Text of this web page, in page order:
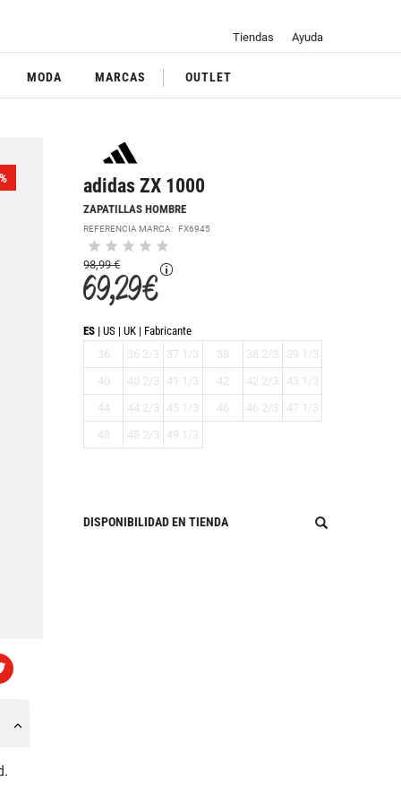
Tiendas Ayuda
MODA MARCAS OUTLET
adidas ZX 1000
ZAPATILLAS HOMBRE
REFERENCIA MARCA:FX6945
98,99 €
69,29 €
ES US UK
Fabricante
36
36 2/3 37 1/3 38 38 2/3
39 1/3
40
40 2/3 41 1/3 42 42 2/3
43 1/3
44
44 2/3 45 1/3 46 46 2/3
47 1/3
48
48 2/3 49 1/3
DISPONIBILIDAD EN TIENDA
%